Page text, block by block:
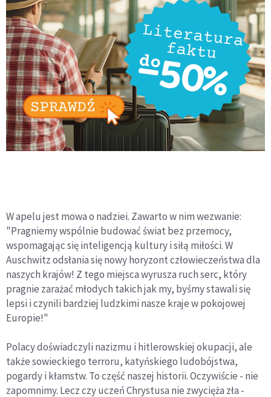
W apelu jest mowa o nadziei. Zawarto w nim wezwanie:
"Pragniemy wspólnie budować świat bez przemocy,
wspomagając się inteligencją kultury i siłą miłości. W
Auschwitz odsłania się nowy horyzont człowieczeństwa dla
naszych krajów! Z tego miejsca wyrusza ruch serc, który
pragnie zarażać młodych takich jak my, byśmy stawali się
lepsi i czynili bardziej ludzkimi nasze kraje w pokojowej
Europie!"
Polacy doświadczyli nazizmu i hitlerowskiej okupacji, ale
także sowieckiego terroru, katyńskiego ludobójstwa,
pogardy i kłamstw. To część naszej historii. Oczywiście - nie
zapomnimy. Lecz czy uczeń Chrystusa nie zwycięża zła -